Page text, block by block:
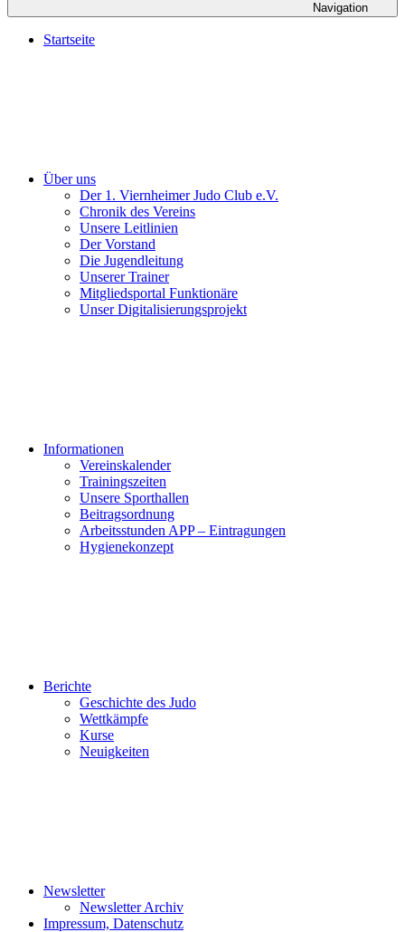
Navigation
Startseite
Über uns
Der 1. Viernheimer Judo Club e.V.
Chronik des Vereins
Unsere Leitlinien
Der Vorstand
Die Jugendleitung
Unserer Trainer
Mitgliedsportal Funktionäre
Unser Digitalisierungsprojekt
Informationen
Vereinskalender
Trainingszeiten
Unsere Sporthallen
Beitragsordnung
Arbeitsstunden APP – Eintragungen
Hygienekonzept
Berichte
Geschichte des Judo
Wettkämpfe
Kurse
Neuigkeiten
Newsletter
Newsletter Archiv
Impressum, Datenschutz